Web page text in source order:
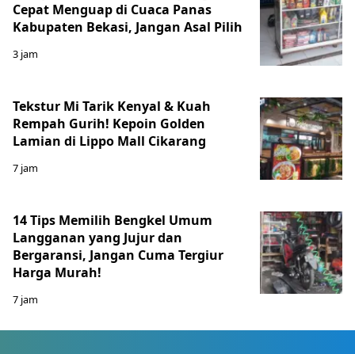
Cepat Menguap di Cuaca Panas
Kabupaten Bekasi, Jangan Asal Pilih
3 jam
Tekstur Mi Tarik Kenyal & Kuah
Rempah Gurih! Kepoin Golden
Lamian di Lippo Mall Cikarang
7 jam
14 Tips Memilih Bengkel Umum
Langganan yang Jujur dan
Bergaransi, Jangan Cuma Tergiur
Harga Murah!
7 jam